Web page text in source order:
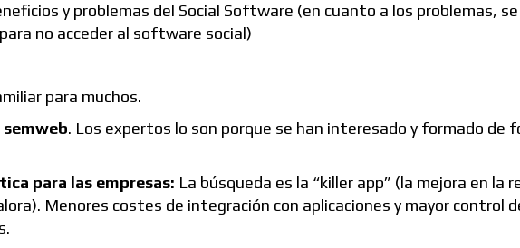
y problemas del Social Software (en cuanto a los problemas,
no acceder al software social)
para muchos.
. Los expertos lo son porque se han interesado y formado de
para las empresas: La búsqueda es la “killer app” (la mejora en la
Menores costes de integración con aplicaciones y mayor control